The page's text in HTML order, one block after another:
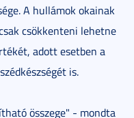
A hullámok okainak
csökkenteni lehetne
adott esetben a
is.
összege" - mondta